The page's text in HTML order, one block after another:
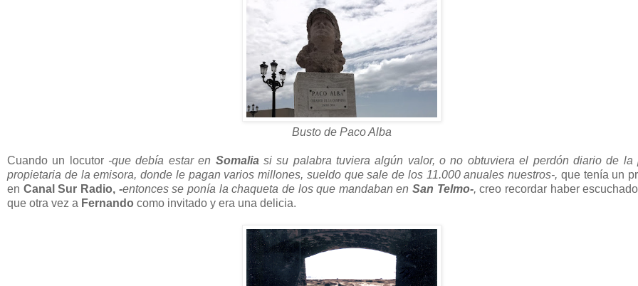
Busto de Paco Alba
Cuando un locutor -que debía estar en Somalia si su palabra tuviera algún valor, o no obtuviera el perdón diario de la
propietaria de la emisora, donde le pagan varios millones, sueldo que sale de los 11.000 anuales nuestros-, que tenía un
en Canal Sur Radio, -entonces se ponía la chaqueta de los que mandaban enSan Telmo-, creo recordar haber
que otra vez a Fernando como invitado y era una delicia.